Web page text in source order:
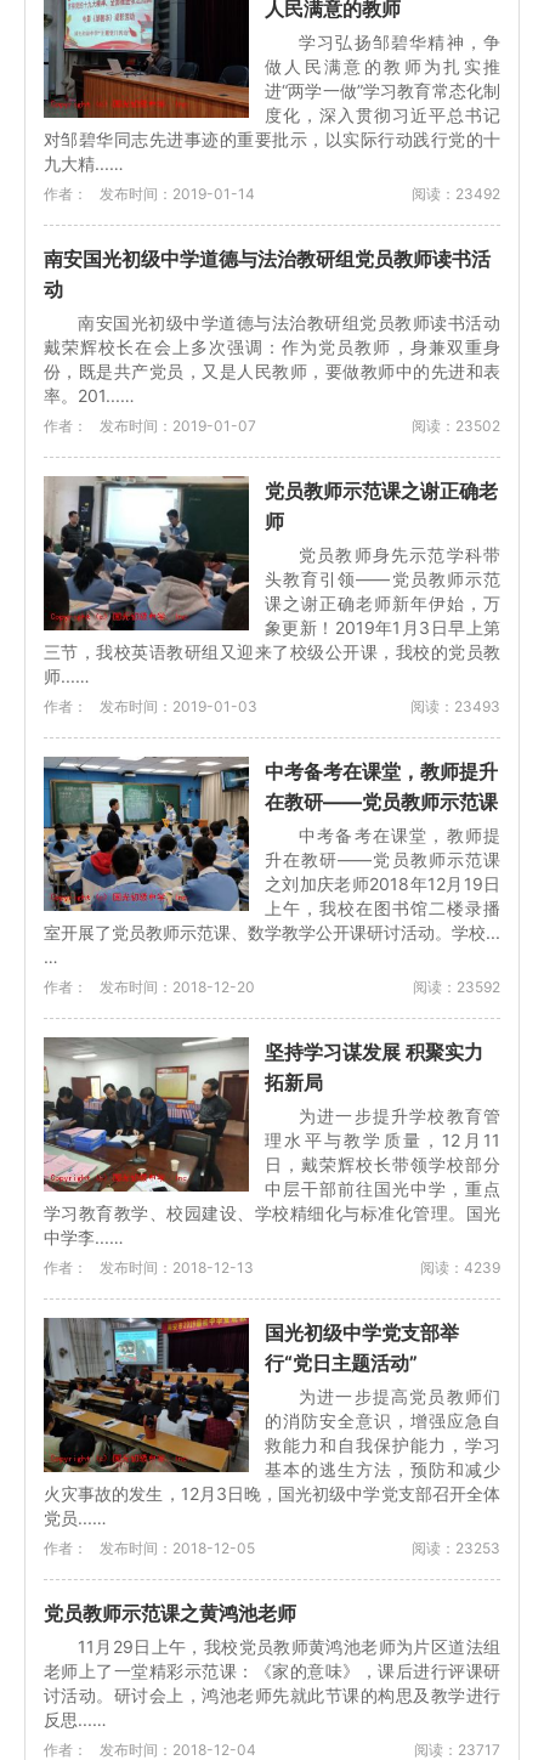
人民满意的教师
学习弘扬邹碧华精神，争
做人民满意的教师为扎实推
进“两学一做”学习教育常态化制
度化，深入贯彻习近平总书记
对邹碧华同志先进事迹的重要批示，以实际行动践行党的十
九大精...…
作者： 发布时间：2019-01-14 阅读：23492
南安国光初级中学道德与法治教研组党员教师读书活
动
南安国光初级中学道德与法治教研组党员教师读书活动
戴荣辉校长在会上多次强调：作为党员教师，身兼双重身
份，既是共产党员，又是人民教师，要做教师中的先进和表
率。201...…
作者： 发布时间：2019-01-07 阅读：23502
党员教师示范课之谢正确老
师
党员教师身先示范学科带
头教育引领——党员教师示范
课之谢正确老师新年伊始，万
象更新！2019年1月3日早上第
三节，我校英语教研组又迎来了校级公开课，我校的党员教
师...…
作者： 发布时间：2019-01-03 阅读：23493
中考备考在课堂，教师提升
在教研——党员教师示范课
中考备考在课堂，教师提
升在教研——党员教师示范课
之刘加庆老师2018年12月19日
上午，我校在图书馆二楼录播
室开展了党员教师示范课、数学教学公开课研讨活动。学校...
…
作者： 发布时间：2018-12-20 阅读：23592
坚持学习谋发展 积聚实力
拓新局
为进一步提升学校教育管
理水平与教学质量，12月11
日，戴荣辉校长带领学校部分
中层干部前往国光中学，重点
学习教育教学、校园建设、学校精细化与标准化管理。国光
中学李...…
作者： 发布时间：2018-12-13 阅读：4239
国光初级中学党支部举
行“党日主题活动”
为进一步提高党员教师们
的消防安全意识，增强应急自
救能力和自我保护能力，学习
基本的逃生方法，预防和减少
火灾事故的发生，12月3日晚，国光初级中学党支部召开全体
党员...…
作者： 发布时间：2018-12-05 阅读：23253
党员教师示范课之黄鸿池老师
11月29日上午，我校党员教师黄鸿池老师为片区道法组
老师上了一堂精彩示范课：《家的意味》，课后进行评课研
讨活动。研讨会上，鸿池老师先就此节课的构思及教学进行
反思...…
作者： 发布时间：2018-12-04 阅读：23717